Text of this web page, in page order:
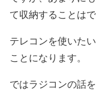
て収納することはで
テレコンを使いた
ことになります。
ではラジコンの話を